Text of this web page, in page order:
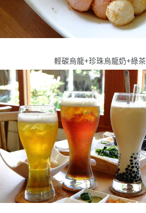
輕碳烏龍+珍珠烏龍奶+綠茶